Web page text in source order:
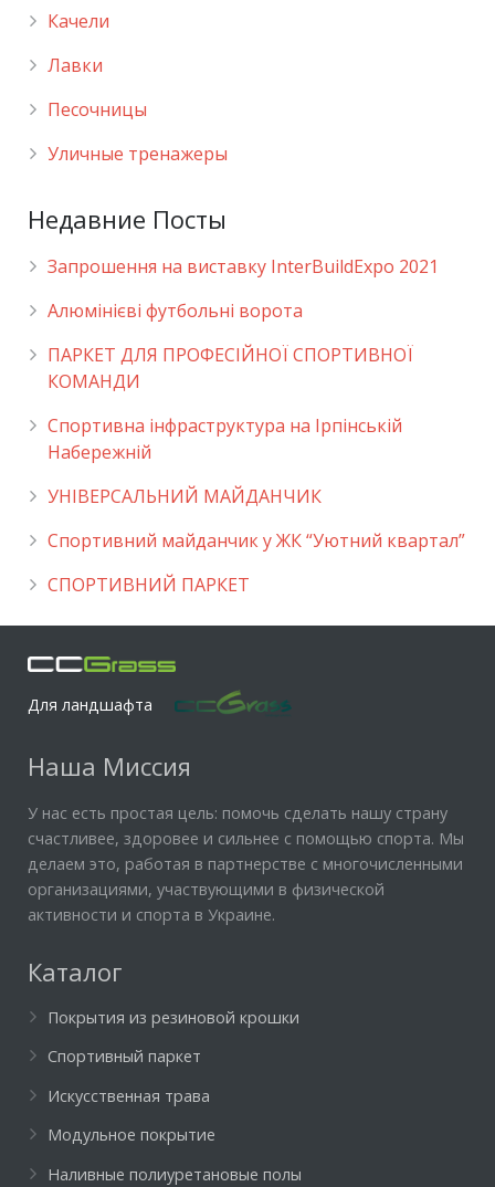
Качели
Лавки
Песочницы
Уличные тренажеры
Недавние Посты
Запрошення на виставку InterBuildExpo 2021
Алюмінієві футбольні ворота
ПАРКЕТ ДЛЯ ПРОФЕСІЙНОЇ СПОРТИВНОЇ
КОМАНДИ
Спортивна інфраструктура на Ірпінській
Набережній
УНІВЕРСАЛЬНИЙ МАЙДАНЧИК
Cпортивний майданчик у ЖК “Уютний квартал”
СПОРТИВНИЙ ПАРКЕТ
Для ландшафта
Наша Миссия
У нас есть простая цель: помочь сделать нашу страну
счастливее, здоровее и сильнее с помощью спорта. Мы
делаем это, работая в партнерстве с многочисленными
организациями, участвующими в физической
активности и спорта в Украине.
Каталог
Покрытия из резиновой крошки
Спортивный паркет
Искусственная трава
Модульное покрытие
Наливные полиуретановые полы